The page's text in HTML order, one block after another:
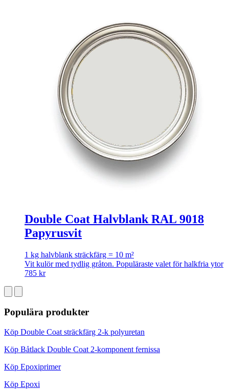
Double Coat Halvblank RAL 9018
Papyrusvit
1 kg halvblank sträckfärg = 10 m²
Vit kulör med tydlig gråton. Populäraste valet för halkfria ytor
785 kr
Populära produkter
Köp Double Coat sträckfärg 2-k polyuretan
Köp Båtlack Double Coat 2-komponent fernissa
Köp Epoxiprimer
Köp Epoxi